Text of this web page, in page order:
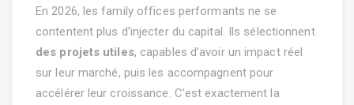
En 2026, les family offices performants ne se
contentent plus d’injecter du capital. Ils sélectionnent
des projets utiles, capables d’avoir un impact réel
sur leur marché, puis les accompagnent pour
accélérer leur croissance. C’est exactement la